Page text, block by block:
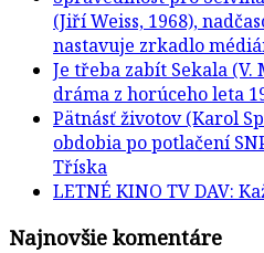
(Jiří Weiss, 1968),
nastavuje zrkadlo
Je třeba zabít Sekala (V.
dráma z horúceho leta
Pätnásť životov (Karol
obdobia po potlačení
Tříska
LETNÉ KINO TV DAV:
Najnovšie komentáre